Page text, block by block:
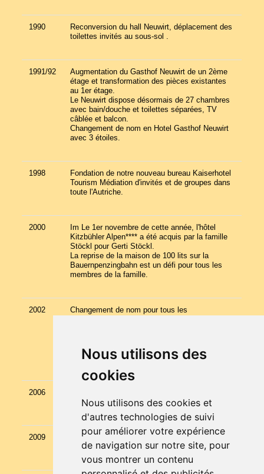
Nous utilisons des
cookies
Nous utilisons des cookies et
d'autres technologies de suivi
pour améliorer votre expérience
de navigation sur notre site, pour
vous montrer un contenu
1990
Reconversion du hall Neuwirt, déplacement des
toilettes invités au sous-sol .
1991/92
Augmentation du Gasthof Neuwirt de un 2ème
étage et transformation des pièces existantes
au 1er étage.
Le Neuwirt dispose désormais de 27 chambres
avec bain/douche et toilettes séparées, TV
câblée et balcon.
Changement de nom en Hotel Gasthof Neuwirt
avec 3 étoiles.
1998
Fondation de notre nouveau bureau Kaiserhotel
Tourism Médiation d'invités et de groupes dans
toute l'Autriche.
2000
Im Le 1er novembre de cette année, l'hôtel
Kitzbühler Alpen**** a été acquis par la famille
Stöckl pour Gerti Stöckl.
La reprise de la maison de 100 lits sur la
Bauernpenzingbahn est un défi pour tous les
membres de la famille.
2002
Changement de nom pour tous les
8 appartements bien entretenus font désormais
partie du portefeuille du Kaiserhotelsbetriebe.
2006
Christian Stoeckl.
2009
Extension de salle Neuwirt – Extension du sud -
pièces en vis-à-vis 6 chambres.